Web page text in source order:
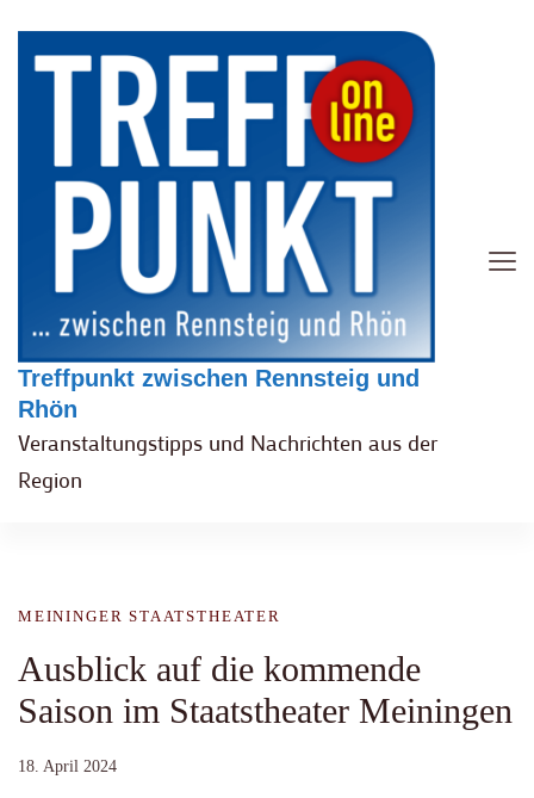
Treffpunkt zwischen Rennsteig und
Rhön
Veranstaltungstipps und Nachrichten aus der
Region
MEININGER STAATSTHEATER
Ausblick auf die kommende
Saison im Staatstheater Meiningen
18. April 2024